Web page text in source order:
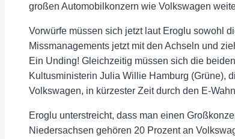
großen Automobilkonzern wie Volkswagen
Vorwürfe müssen sich jetzt laut Eroglu sowohl
Missmanagements jetzt mit den Achseln und
Ein Unding! Gleichzeitig müssen sich die
Kultusministerin Julia Willie Hamburg (Grüne),
Volkswagen, in kürzester Zeit durch den E-
Eroglu unterstreicht, dass man einen
Niedersachsen gehören 20 Prozent an